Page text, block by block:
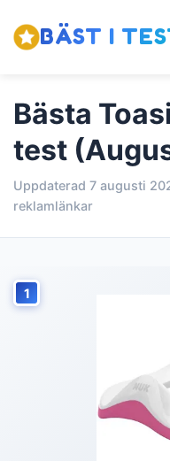
BÄST I
Bästa
test
Uppdaterad 7 augusti
reklamlänkar
1